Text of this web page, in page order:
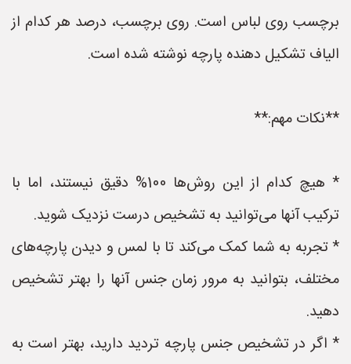
برچسب روی لباس است. روی برچسب، درصد هر کدام از
الیاف تشکیل دهنده پارچه نوشته شده است.
**نکات مهم:**
* هیچ کدام از این روش‌ها 100% دقیق نیستند، اما با
ترکیب آنها می‌توانید به تشخیص درست نزدیک شوید.
* تجربه به شما کمک می‌کند تا با لمس و دیدن پارچه‌های
مختلف، بتوانید به مرور زمان جنس آنها را بهتر تشخیص
دهید.
* اگر در تشخیص جنس پارچه تردید دارید، بهتر است به